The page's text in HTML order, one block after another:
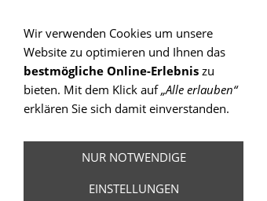
Website, die für mobile Geräte optimiert wurde.
Zur Desktop-Version
Hinweis nicht mehr anzeigen
Ferienhaus
Wir verwenden Cookies um unsere
Website zu optimieren und Ihnen das
bestmögliche Online-Erlebnis zu
bieten. Mit dem Klick auf„Alle erlauben“
erklären Sie sich damit einverstanden.
NUR NOTWENDIGE
EINSTELLUNGEN